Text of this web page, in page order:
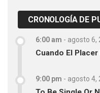
CRONOLOGÍA DE
6:00 am - agosto 6,
Cuando El Placer
9:00 pm - agosto 4,